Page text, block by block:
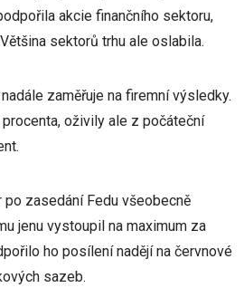
akcie finančního sektoru,
sektorů trhu ale oslabila.
zaměřuje na firemní výsledky.
oživily ale z počáteční
zasedání Fedu všeobecně
jenu vystoupil na maximum za
ho posílení nadějí na červnové
sazeb.